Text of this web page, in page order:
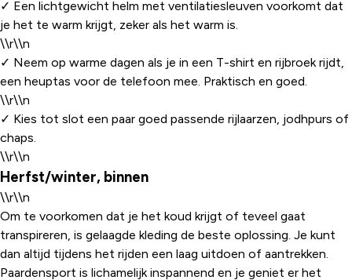
✓ Een lichtgewicht helm met ventilatiesleuven voorkomt dat
je het te warm krijgt, zeker als het warm is.
\\r\\n
✓ Neem op warme dagen als je in een T-shirt en rijbroek rijdt,
een heuptas voor de telefoon mee. Praktisch en goed.
\\r\\n
✓ Kies tot slot een paar goed passende rijlaarzen, jodhpurs of
chaps.
\\r\\n
Herfst/winter, binnen
\\r\\n
Om te voorkomen dat je het koud krijgt of teveel gaat
transpireren, is gelaagde kleding de beste oplossing. Je kunt
dan altijd tijdens het rijden een laag uitdoen of aantrekken.
Paardensport is lichamelijk inspannend en je geniet er het